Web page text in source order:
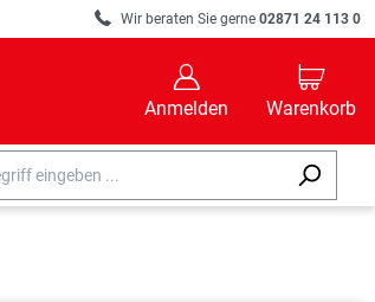
R Wir beraten Sie gerne 02871 24 113 0
B
Anmelden
C
Warenkorb